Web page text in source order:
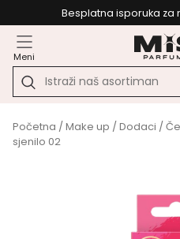
Besplatna isporuka za
Meni
Početna /Make up /Dodaci /
sjenilo 02